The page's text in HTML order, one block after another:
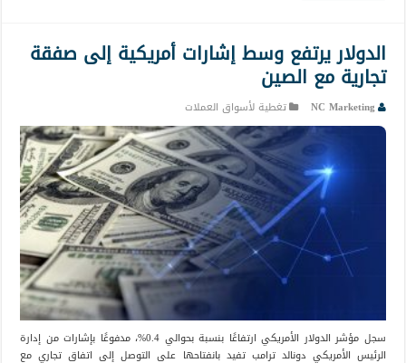
الدولار يرتفع وسط إشارات أمريكية إلى صفقة
تجارية مع الصين
NC Marketing تغطية لأسواق العملات
سجل مؤشر الدولار الأمريكي ارتفاعًا بنسبة بحوالي 0.4%، مدفوعًا بإشارات من إدارة
الرئيس الأمريكي دونالد ترامب تفيد بانفتاحها على التوصل إلى اتفاق تجاري مع